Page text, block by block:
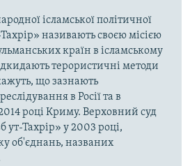
ісламської політичної
Тахрір» називають своєю місією
країн в ісламському
терористичні методи
що зазнають
в Росії та в
році Криму. Верховний суд
ут-Тахрір» у 2003 році,
об'єднань, названих